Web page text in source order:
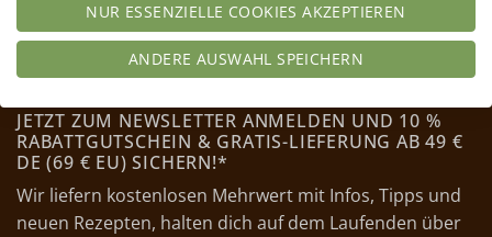
JETZT ZUM NEWSLETTER ANMELDEN UND 10 %
RABATTGUTSCHEIN & GRATIS-LIEFERUNG AB 49 €
DE (69 € EU) SICHERN!*
Wir liefern kostenlosen Mehrwert mit Infos, Tipps und
neuen Rezepten, halten dich auf dem Laufenden über
NUR ESSENZIELLE COOKIES AKZEPTIEREN
ANDERE AUSWAHL SPEICHERN